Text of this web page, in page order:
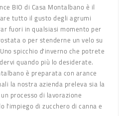
BIO di Casa Montalbano è il
tutto il gusto degli agrumi
fuori in qualsiasi momento per
o per stenderne un velo su
spicchio d'inverno che potrete
quando più lo desiderate.
è preparata con arance
la nostra azienda preleva sia la
processo di lavorazione
l'impiego di zucchero di canna e